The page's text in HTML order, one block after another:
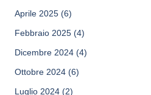
Aprile 2025 (6)
Febbraio 2025 (4)
Dicembre 2024 (4)
Ottobre 2024 (6)
Luglio 2024 (2)